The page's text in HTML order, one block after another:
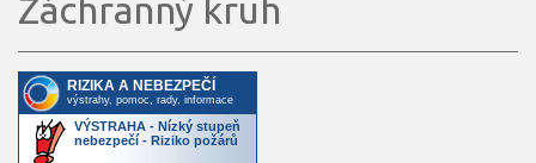
Záchranný kruh